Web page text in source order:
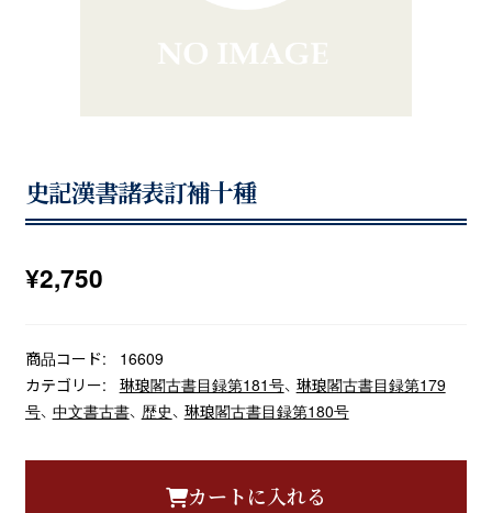
史記漢書諸表訂補十種
¥2,750
商品コード:
16609
カテゴリー:
琳琅閣古書目録第181号、 琳琅閣古書目録第179
号、 中文書古書、 歴史、 琳琅閣古書目録第180号
カートに入れる